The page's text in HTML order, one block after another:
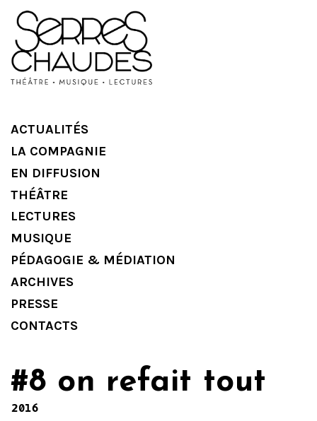
ACTUALITÉS
LA COMPAGNIE
EN DIFFUSION
THÉÂTRE
LECTURES
MUSIQUE
PÉDAGOGIE & MÉDIATION
ARCHIVES
PRESSE
CONTACTS
#8 on refait tout
2016